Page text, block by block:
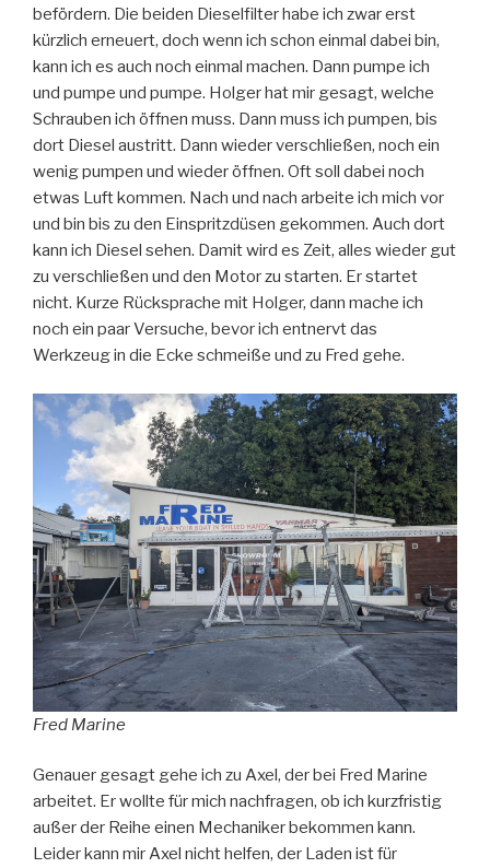
befördern. Die beiden Dieselfilter habe ich zwar erst
kürzlich erneuert, doch wenn ich schon einmal dabei bin,
kann ich es auch noch einmal machen. Dann pumpe ich
und pumpe und pumpe. Holger hat mir gesagt, welche
Schrauben ich öffnen muss. Dann muss ich pumpen, bis
dort Diesel austritt. Dann wieder verschließen, noch ein
wenig pumpen und wieder öffnen. Oft soll dabei noch
etwas Luft kommen. Nach und nach arbeite ich mich vor
und bin bis zu den Einspritzdüsen gekommen. Auch dort
kann ich Diesel sehen. Damit wird es Zeit, alles wieder gut
zu verschließen und den Motor zu starten. Er startet
nicht. Kurze Rücksprache mit Holger, dann mache ich
noch ein paar Versuche, bevor ich entnervt das
Werkzeug in die Ecke schmeiße und zu Fred gehe.
Fred Marine
Genauer gesagt gehe ich zu Axel, der bei Fred Marine
arbeitet. Er wollte für mich nachfragen, ob ich kurzfristig
außer der Reihe einen Mechaniker bekommen kann.
Leider kann mir Axel nicht helfen, der Laden ist für